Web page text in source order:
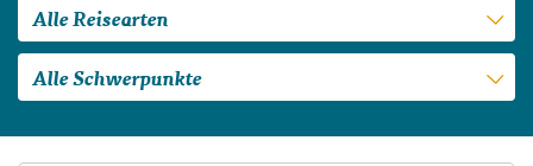
Alle Reisearten
Alle Schwerpunkte